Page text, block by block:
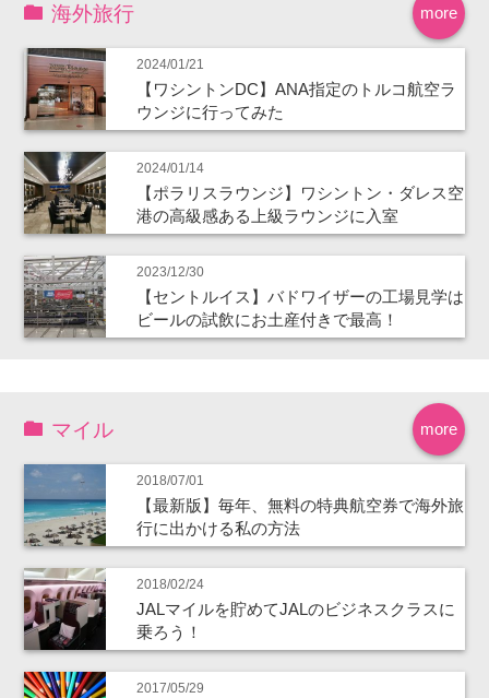
more
海外旅行
2024/01/21
【ワシントンDC】ANA指定のトルコ航空ラ
ウンジに行ってみた
2024/01/14
【ポラリスラウンジ】ワシントン・ダレス空
港の高級感ある上級ラウンジに入室
2023/12/30
【セントルイス】バドワイザーの工場見学は
ビールの試飲にお土産付きで最高！
more
マイル
2018/07/01
【最新版】毎年、無料の特典航空券で海外旅
行に出かける私の方法
2018/02/24
JALマイルを貯めてJALのビジネスクラスに
乗ろう！
2017/05/29